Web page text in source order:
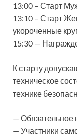
13:00 – Старт
13:10 – Старт
укороченные
15:30 —
К старту
техническое
технике
— Обязательное
— Участники